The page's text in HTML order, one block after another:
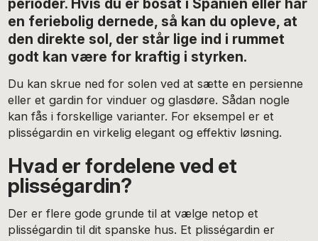
perioder. Hvis du er bosat i Spanien eller har
en feriebolig dernede, så kan du opleve, at
den direkte sol, der står lige ind i rummet
godt kan være for kraftig i styrken.
Du kan skrue ned for solen ved at sætte en persienne
eller et gardin for vinduer og glasdøre. Sådan nogle
kan fås i forskellige varianter. For eksempel er et
plisségardin en virkelig elegant og effektiv løsning.
Hvad er fordelene ved et
plisségardin?
Der er flere gode grunde til at vælge netop et
plisségardin til dit spanske hus. Et plisségardin er